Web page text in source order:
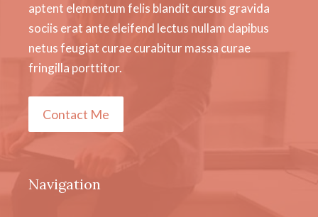
aptent elementum felis blandit cursus gravida
sociis erat ante eleifend lectus nullam dapibus
netus feugiat curae curabitur massa curae
fringilla porttitor.
Contact Me
Navigation